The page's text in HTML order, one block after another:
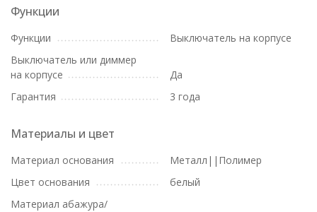
Функции
Функции
Выключатель на корпусе
Выключатель или диммер
на корпусе
Да
Гарантия
3 года
Материалы и цвет
Материал основания
Металл||Полимер
Цвет основания
белый
Материал абажура/